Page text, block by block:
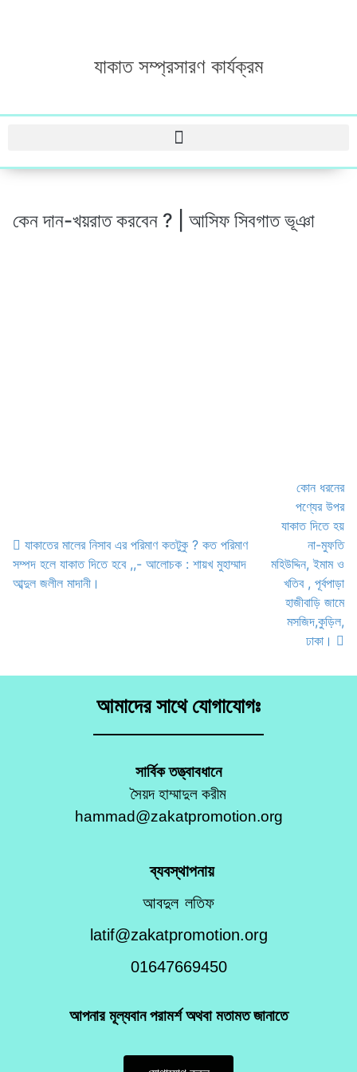
যাকাত সম্প্রসারণ কার্যক্রম
কেন দান-খয়রাত করবেন ? | আসিফ সিবগাত ভূঞা
Post navigation
যাকাতের মালের নিসাব এর পরিমাণ কতটুকু ? কত পরিমাণ
সম্পদ হলে যাকাত দিতে হবে ,,- আলোচক : শায়খ মুহাম্মাদ
আব্দুল জলীল মাদানী।
কোন ধরনের
পণ্যের উপর
যাকাত দিতে হয়
না-মুফতি
মহিউদ্দিন, ইমাম ও
খতিব , পূর্বপাড়া
হাজীবাড়ি জামে
মসজিদ,কুড়িল,
ঢাকা।
আমাদের সাথে যোগাযোগঃ
সার্বিক তত্ত্বাবধানে
সৈয়দ হাম্মাদুল করীম
hammad@zakatpromotion.org
ব্যবস্থাপনায়
আবদুল লতিফ
latif@zakatpromotion.org
01647669450
আপনার মূল্যবান পরামর্শ অথবা মতামত জানাতে